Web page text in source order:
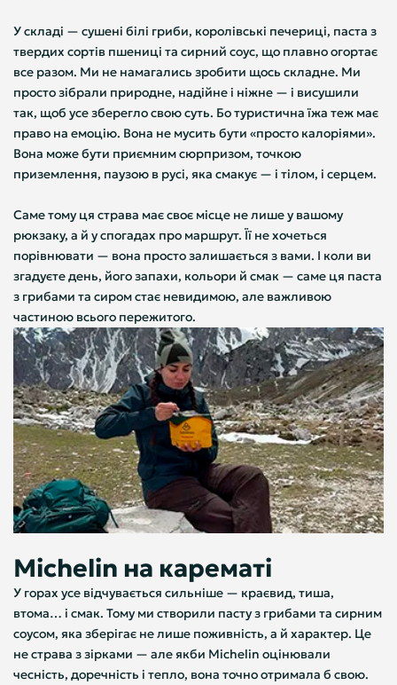
У складі — сушені білі гриби, королівські печериці, паста з
твердих сортів пшениці та сирний соус, що плавно огортає
все разом. Ми не намагались зробити щось складне. Ми
просто зібрали природне, надійне і ніжне — і висушили
так, щоб усе зберегло свою суть. Бо туристична їжа теж має
право на емоцію. Вона не мусить бути «просто калоріями».
Вона може бути приємним сюрпризом, точкою
приземлення, паузою в русі, яка смакує — і тілом, і серцем.
Саме тому ця страва має своє місце не лише у вашому
рюкзаку, а й у спогадах про маршрут. Її не хочеться
порівнювати — вона просто залишається з вами. І коли ви
згадуєте день, його запахи, кольори й смак — саме ця паста
з грибами та сиром стає невидимою, але важливою
частиною всього пережитого.
Michelin на карематі
У горах усе відчувається сильніше — краєвид, тиша,
втома… і смак. Тому ми створили пасту з грибами та сирним
соусом, яка зберігає не лише поживність, а й характер. Це
не страва з зірками — але якби Michelin оцінювали
чесність, доречність і тепло, вона точно отримала б свою.